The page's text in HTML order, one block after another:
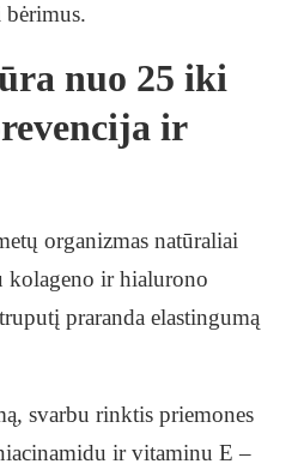
nuo 25 iki
ir
organizmas natūraliai
kolageno ir hialurono
praranda elastingumą
svarbu rinktis priemones
ir vitaminu E –